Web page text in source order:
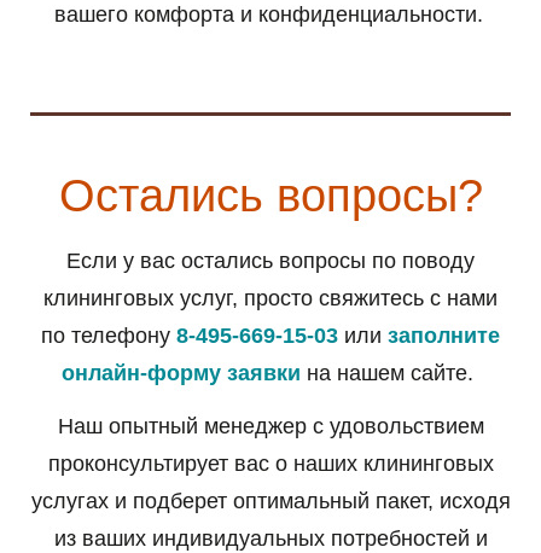
вашего комфорта и конфиденциальности.
Остались вопросы?
Если у вас остались вопросы по поводу
клининговых услуг, просто свяжитесь с нами
по телефону 8-495-669-15-03 или заполните
онлайн-форму заявки на нашем сайте.
Наш опытный менеджер с удовольствием
проконсультирует вас о наших клининговых
услугах и подберет оптимальный пакет, исходя
из ваших индивидуальных потребностей и